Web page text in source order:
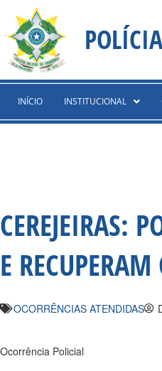
content
para
conteúdo
INÍCIO INSTITUCIONAL
CEREJEIRAS:
E
OCORRÊNCIAS ATENDIDAS
Ocorrência Policial